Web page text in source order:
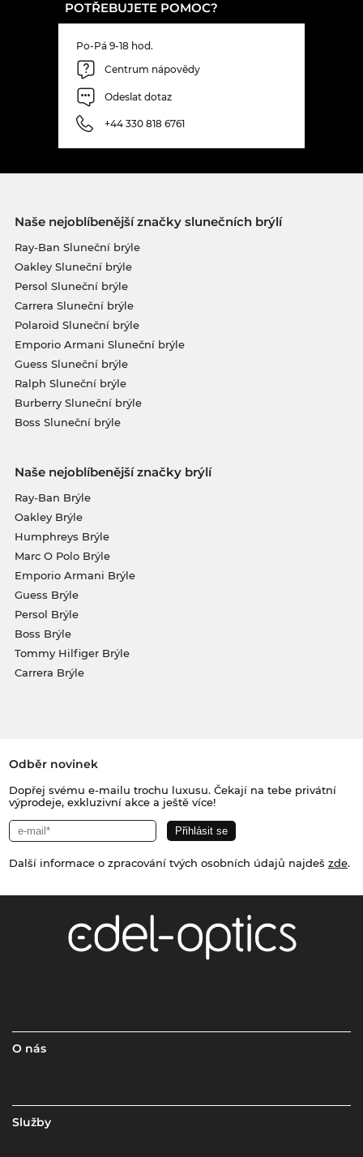
POTŘEBUJETE POMOC?
Po-Pá 9-18 hod.
Centrum nápovědy
Odeslat dotaz
+44 330 818 6761
Naše nejoblíbenější značky slunečních brýlí
Ray-Ban Sluneční brýle
Oakley Sluneční brýle
Persol Sluneční brýle
Carrera Sluneční brýle
Polaroid Sluneční brýle
Emporio Armani Sluneční brýle
Guess Sluneční brýle
Ralph Sluneční brýle
Burberry Sluneční brýle
Boss Sluneční brýle
Naše nejoblíbenější značky brýlí
Ray-Ban Brýle
Oakley Brýle
Humphreys Brýle
Marc O Polo Brýle
Emporio Armani Brýle
Guess Brýle
Persol Brýle
Boss Brýle
Tommy Hilfiger Brýle
Carrera Brýle
Odběr novinek
Dopřej svému e-mailu trochu luxusu. Čekají na tebe privátní
výprodeje, exkluzivní akce a ještě více!
Další informace o zpracování tvých osobních údajů najdeš zde.
O nás
Služby